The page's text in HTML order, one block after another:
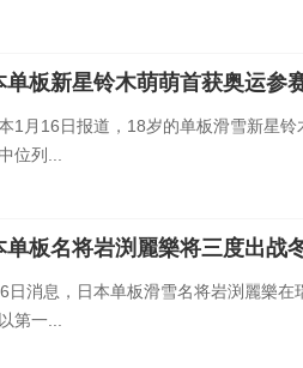
单板新星铃木萌萌首获奥运参
1月16日报道，18岁的单板滑雪新星
位列...
单板名将岩渕麗樂将三度出战
日消息，日本单板滑雪名将岩渕麗樂
第一...